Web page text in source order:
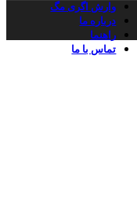
وارش اگری مگ
درباره ما
راهنما
تماس با ما